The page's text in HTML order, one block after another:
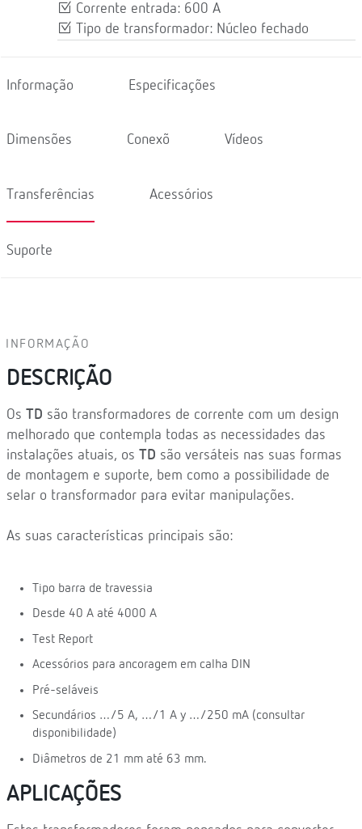
Corrente entrada: 600 A
Tipo de transformador: Núcleo fechado
Informação Especificações
Dimensões Conexõ Vídeos
Transferências Acessórios
Suporte
INFORMAÇÃO
DESCRIÇÃO
Os TD são transformadores de corrente com um design
melhorado que contempla todas as necessidades das
instalações atuais, os TD são versáteis nas suas formas
de montagem e suporte, bem como a possibilidade de
selar o transformador para evitar manipulações.
As suas características principais são:
Tipo barra de travessia
Desde 40 A até 4000 A
Test Report
Acessórios para ancoragem em calha DIN
Pré-seláveis
Secundários …/5 A, …/1 A y …/250 mA (consultar
disponibilidade)
Diâmetros de 21 mm até 63 mm.
APLICAÇÕES